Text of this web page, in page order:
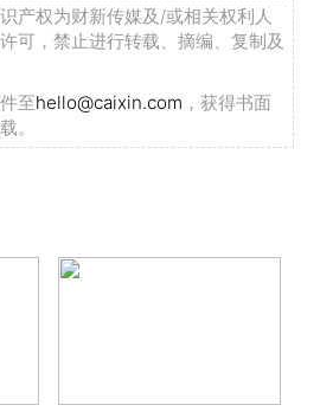
产权为财新传媒及/或相关权利人
可，禁止进行转载、摘编、复制及
至hello@caixin.com ，获得书面
。